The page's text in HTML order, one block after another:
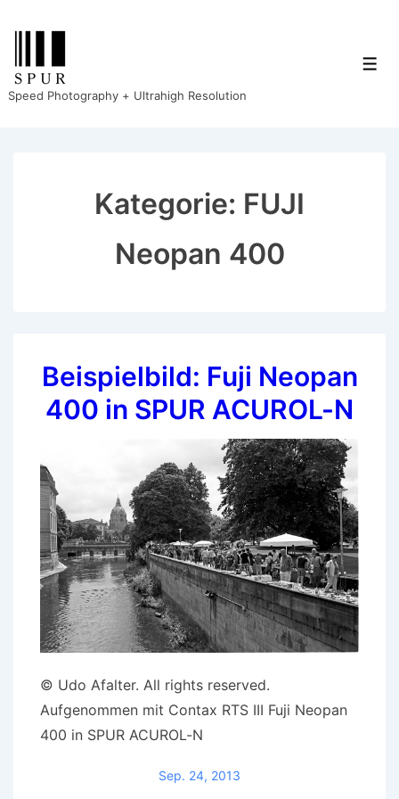
Zum
Inhalt
Speed Photography + Ultrahigh Resolution
Kategorie: FUJI
Neopan 400
Beispielbild: Fuji Neopan
400 in SPUR ACUROL-N
© Udo Afalter. All rights reserved.
Aufgenommen mit Contax RTS III Fuji Neopan
400 in SPUR ACUROL-N
Sep. 24, 2013